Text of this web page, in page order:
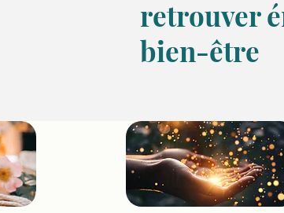
retrouver
bien-être
02